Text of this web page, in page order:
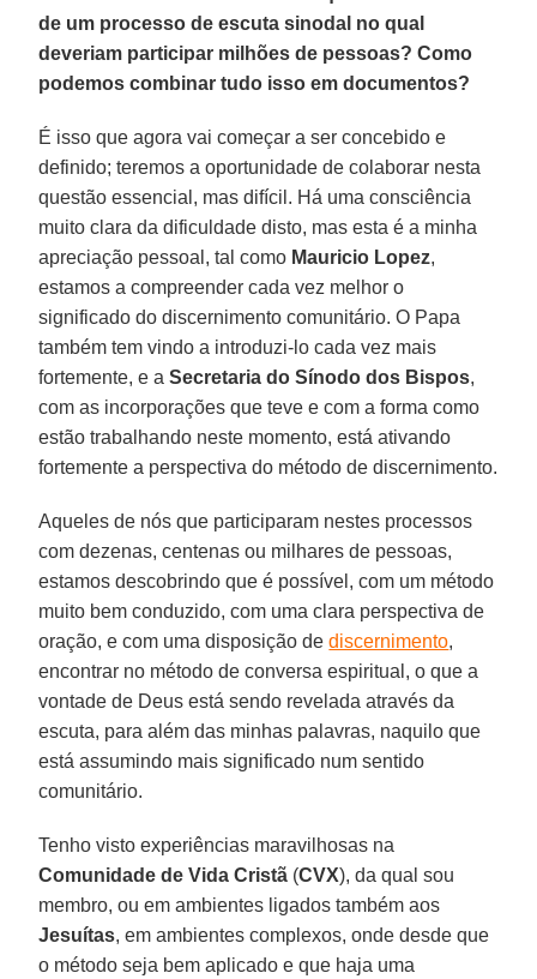
de um processo de escuta sinodal no qual
deveriam participar milhões de pessoas? Como
podemos combinar tudo isso em documentos?
É isso que agora vai começar a ser concebido e
definido; teremos a oportunidade de colaborar nesta
questão essencial, mas difícil. Há uma consciência
muito clara da dificuldade disto, mas esta é a minha
apreciação pessoal, tal como Mauricio Lopez,
estamos a compreender cada vez melhor o
significado do discernimento comunitário. O Papa
também tem vindo a introduzi-lo cada vez mais
fortemente, e aSecretaria do Sínodo dos Bispos,
com as incorporações que teve e com a forma como
estão trabalhando neste momento, está ativando
fortemente a perspectiva do método de discernimento.
Aqueles de nós que participaram nestes processos
com dezenas, centenas ou milhares de pessoas,
estamos descobrindo que é possível, com um método
muito bem conduzido, com uma clara perspectiva de
oração, e com uma disposição dediscernimento,
encontrar no método de conversa espiritual, o que a
vontade de Deus está sendo revelada através da
escuta, para além das minhas palavras, naquilo que
está assumindo mais significado num sentido
comunitário.
Tenho visto experiências maravilhosas na
Comunidade de Vida Cristã (CVX), da qual sou
membro, ou em ambientes ligados também aos
Jesuítas, em ambientes complexos, onde desde que
o método seja bem aplicado e que haja uma